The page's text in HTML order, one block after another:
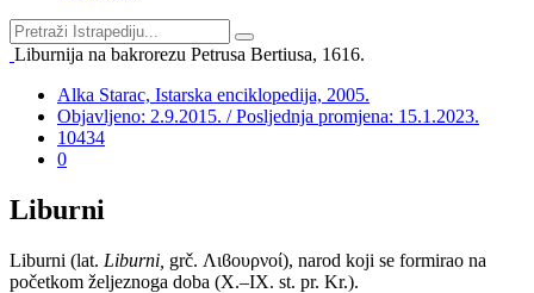
Liburnija na bakrorezu Petrusa Bertiusa, 1616.
Alka Starac, Istarska enciklopedija, 2005.
Objavljeno: 2.9.2015. / Posljednja promjena: 15.1.2023.
10434
0
Liburni
Liburni (lat. Liburni, grč. Λιϐουρνοί), narod koji se formirao na
početkom željeznoga doba (X.–IX. st. pr. Kr.).